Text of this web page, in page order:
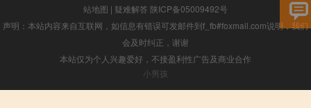
站地图 | 疑难解答 陕ICP备05009492号
声明：本站内容来自互联网，如信息有错误可发邮件到f_fb#foxmail.com说明，我们
会及时纠正，谢谢
本站仅为个人兴趣爱好，不接盈利性广告及商业合作
小男孩